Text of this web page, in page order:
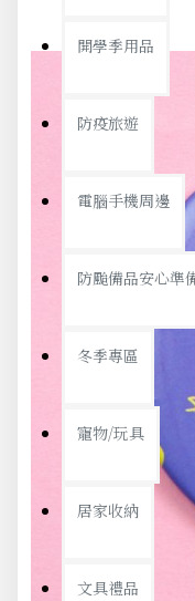
開學季用品
防疫旅遊
電腦手機周邊
防颱備品安心準
冬季專區
寵物/玩具
居家收納
文具禮品